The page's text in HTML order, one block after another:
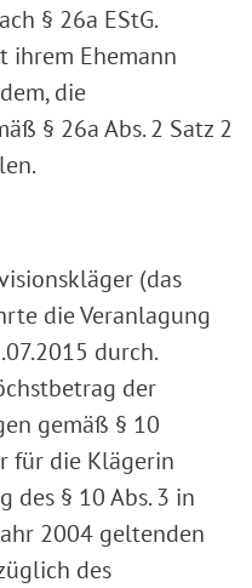
§ 26a EStG.
ihrem Ehemann
die
§ 26a Abs. 2 Satz 2
(das
die Veranlagung
durch.
der
gemäß § 10
für die Klägerin
des § 10 Abs. 3 in
2004 geltenden
des